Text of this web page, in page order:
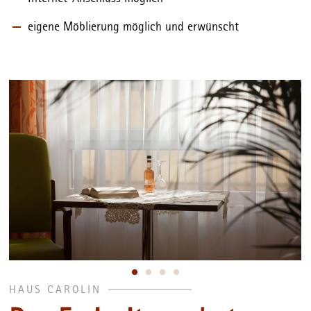
eigene Möblierung möglich und erwünscht
HAUS CAROLIN